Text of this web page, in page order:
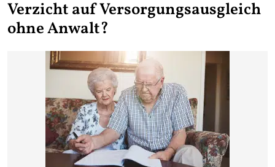
Verzicht auf Versorgungsausgleich
ohne Anwalt?